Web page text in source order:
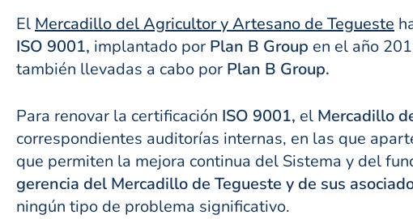
El Mercadillo del Agricultor y Artesano de Tegueste
ISO 9001, implantado por Plan B Group en el año
también llevadas a cabo por Plan B Group.
Para renovar la certificación ISO 9001, el Mercadillo
correspondientes auditorías internas, en las que
que permiten la mejora continua del Sistema y del
gerencia del Mercadillo de Tegueste y de sus
ningún tipo de problema significativo.